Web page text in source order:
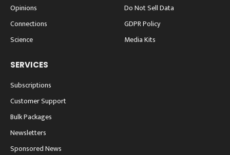
Opinions
Connections
Science
Do Not Sell Data
GDPR Policy
Media Kits
SERVICES
Subscriptions
Customer Support
Bulk Packages
Newsletters
Sponsored News